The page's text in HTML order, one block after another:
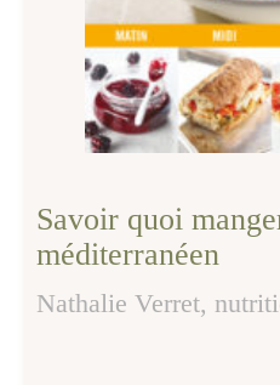
Savoir quoi
méditerranéen
Nathalie Verret,